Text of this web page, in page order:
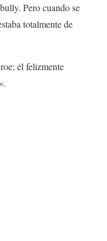
Pero cuando se
totalmente de
él felizmente